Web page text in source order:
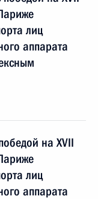
лиц
аппарата
на XVII
лиц
аппарата